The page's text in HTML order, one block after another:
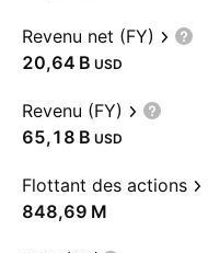
Revenu net (FY)
‪20,64 B‬ USD
Revenu (FY)
‪65,18 B‬ USD
Flottant des actions
‪848,69 M‬